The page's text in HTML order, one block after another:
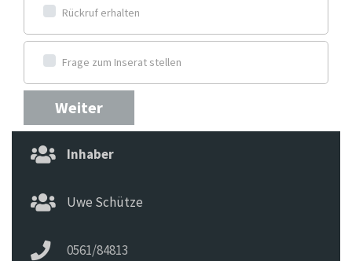
Rückruf erhalten
Frage zum Inserat stellen
Weiter
Inhaber
Uwe Schütze
0561/84813